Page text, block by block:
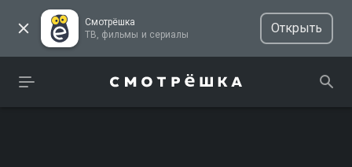
Смотрёшка
ТВ, фильмы и сериалы
Открыть